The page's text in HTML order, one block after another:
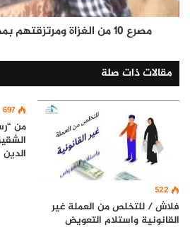
مصرع 10 من الغزاة ومرتزقتهم بمديرية الوازعية بتعز
مقالات ذات صلة
522
فلاش / للتخلص من العملة غير
القانونية واستلام التعويض
697
من
الدين